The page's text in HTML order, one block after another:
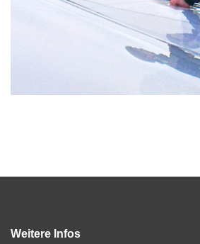
Weitere Infos